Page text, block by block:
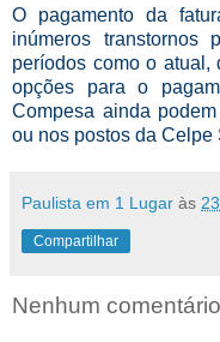
O pagamento da
inúmeros transtornos
períodos como o atual,
opções para o
Compesa ainda
ou nos postos da Celpe
Paulista em 1 Lugar às
Compartilhar
Nenhum